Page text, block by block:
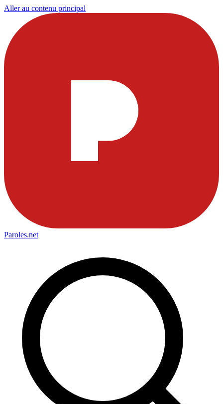
Aller au contenu principal
Paroles.net